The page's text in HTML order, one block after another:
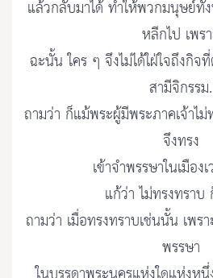
แล้วกลับมาได้ ทำให้พวกมนุษย์ทั้
หลีกไป เพร
ฉะนั้น ใคร ๆ จึงไม่ได้ใฝ่ใจถึงกิ
สามีจิกรรม.
ถามว่า ก็แม้พระผู้มีพระภาคเจ้าไ
จึงทรง
เข้าจำพรรษาในเมือ
แก้ว่า ไม่ทรงทราบ
ถามว่า เมื่อทรงทราบเช่นนั้น เพรา
พรรษา